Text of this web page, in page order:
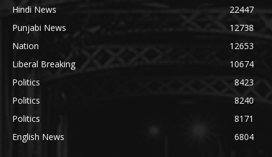
Hindi News
22447
Punjabi News
12738
Nation
12653
Liberal Breaking
10674
Politics
8423
Politics
8240
Politics
8171
English News
6804